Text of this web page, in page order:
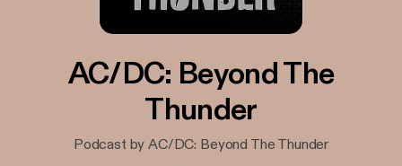
AC/DC: Beyond The
Thunder
Podcast by AC/DC: Beyond The Thunder